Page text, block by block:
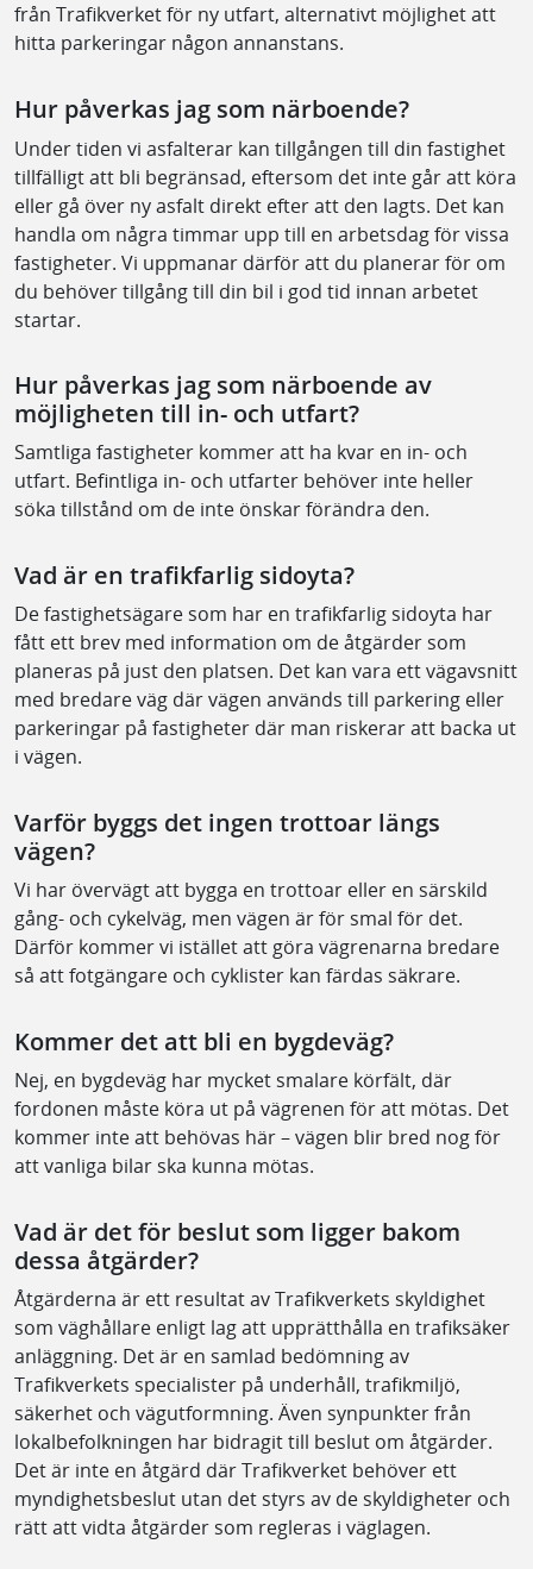
från Trafikverket för ny utfart, alternativt möjlighet att
hitta parkeringar någon annanstans.
Hur påverkas jag som närboende?
Under tiden vi asfalterar kan tillgången till din fastighet
tillfälligt att bli begränsad, eftersom det inte går att köra
eller gå över ny asfalt direkt efter att den lagts. Det kan
handla om några timmar upp till en arbetsdag för vissa
fastigheter. Vi uppmanar därför att du planerar för om
du behöver tillgång till din bil i god tid innan arbetet
startar.
Hur påverkas jag som närboende av
möjligheten till in- och utfart?
Samtliga fastigheter kommer att ha kvar en in- och
utfart. Befintliga in- och utfarter behöver inte heller
söka tillstånd om de inte önskar förändra den.
Vad är en trafikfarlig sidoyta?
De fastighetsägare som har en trafikfarlig sidoyta har
fått ett brev med information om de åtgärder som
planeras på just den platsen. Det kan vara ett vägavsnitt
med bredare väg där vägen används till parkering eller
parkeringar på fastigheter där man riskerar att backa ut
i vägen.
Varför byggs det ingen trottoar längs
vägen?
Vi har övervägt att bygga en trottoar eller en särskild
gång- och cykelväg, men vägen är för smal för det.
Därför kommer vi istället att göra vägrenarna bredare
så att fotgängare och cyklister kan färdas säkrare.
Kommer det att bli en bygdeväg?
Nej, en bygdeväg har mycket smalare körfält, där
fordonen måste köra ut på vägrenen för att mötas. Det
kommer inte att behövas här – vägen blir bred nog för
att vanliga bilar ska kunna mötas.
Vad är det för beslut som ligger bakom
dessa åtgärder?
Åtgärderna är ett resultat av Trafikverkets skyldighet
som väghållare enligt lag att upprätthålla en trafiksäker
anläggning. Det är en samlad bedömning av
Trafikverkets specialister på underhåll, trafikmiljö,
säkerhet och vägutformning. Även synpunkter från
lokalbefolkningen har bidragit till beslut om åtgärder.
Det är inte en åtgärd där Trafikverket behöver ett
myndighetsbeslut utan det styrs av de skyldigheter och
rätt att vidta åtgärder som regleras i väglagen.